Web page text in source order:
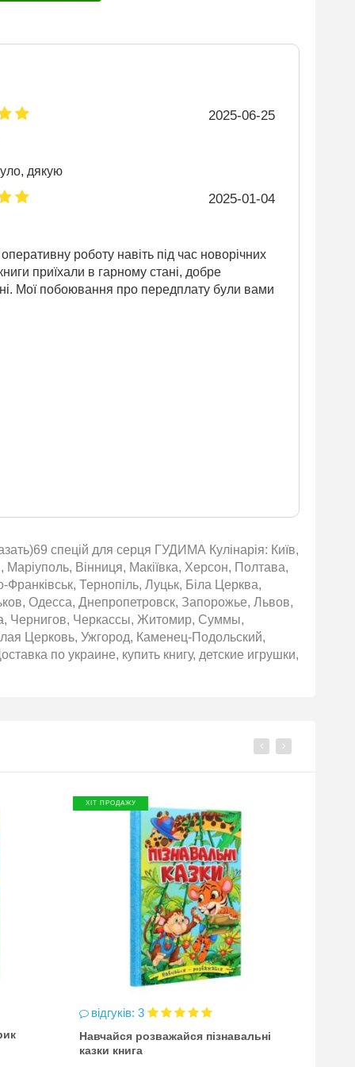
2025-06-25
дякую
2025-01-04
роботу навіть під час новорічних
приїхали в гарному стані, добре
Мої побоювання про передплату були вами
спецій для серця ГУДИМА Кулінарія: Київ,
Маріуполь, Вінниця, Макіївка, Херсон, Полтава,
Тернопіль, Луцьк, Біла Церква,
Одесса, Днепропетровск, Запорожье, Львов,
Чернигов, Черкассы, Житомир, Суммы,
Церковь, Ужгород, Каменец-Подольский,
по украине, купить книгу, детские игрушки,
ХІТ ПРОДАЖУ
відгуків: 3
Навчайся розважайся пізнавальні
казки книга